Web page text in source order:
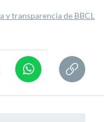
y transparencia de BBCL